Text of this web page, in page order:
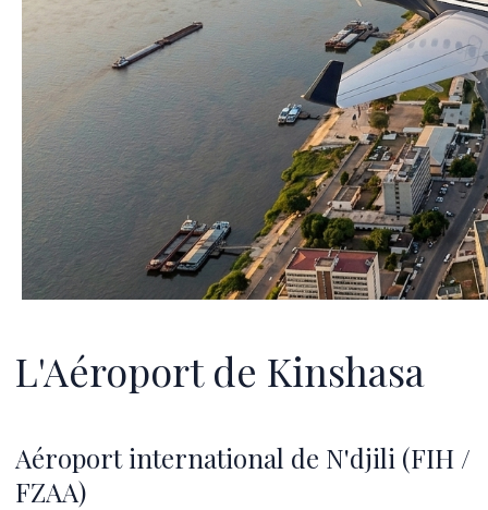
L'Aéroport de Kinshasa
Aéroport international de N'djili (FIH /
FZAA)